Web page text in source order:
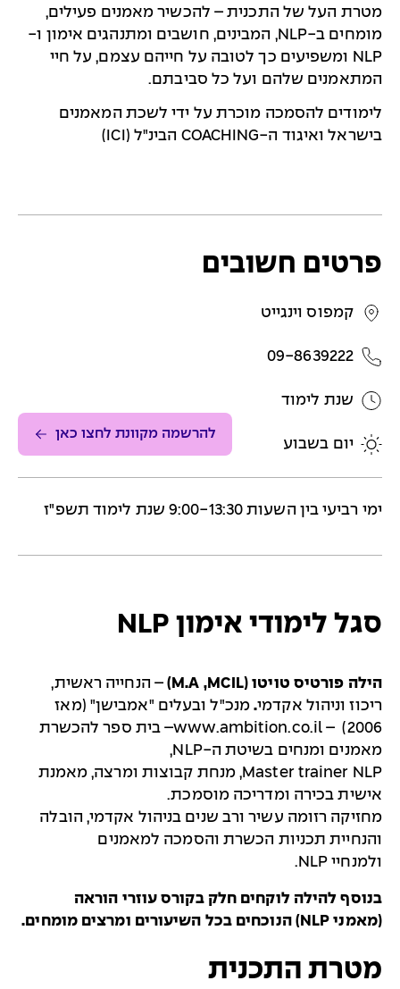
מטרת העל של התכנית – להכשיר מאמנים פעילים,
מומחים ב-NLP, המבינים, חושבים ומתנהגים אימון ו-
NLP ומשפיעים כך לטובה על חייהם עצמם, על חיי
המתאמנים שלהם ועל כל סביבתם.
לימודים להסמכה מוכרת על ידי לשכת המאמנים
בישראל ואיגוד ה-COACHING הבינ"ל ( ICI
)
פרטים חשובים
קמפוס וינגייט
09-8639222
שנת לימוד
יום בשבוע
להרשמה מקוונת לחצו כאן
ימי רביעי בין השעות 9:00-13:30 שנת לימוד תשפ"ז
סגל לימודי אימון NLP
הילה פורטיס טויטו (M.A ,MCIL
)– הנחייה ראשית,
ריכוז וניהול אקדמי.מנכ"ל ובעלים "אמבישן" (מאז
2006) –
www.ambition.co.il– בית ספר להכשרת
מאמנים ומנחים בשיטת ה-NLP
,
Master trainer NLP, מנחת קבוצות ומרצה, מאמנת
אישית בכירה ומדריכה מוסמכת.
מחזיקה רזומה עשיר ורב שנים בניהול אקדמי, הובלה
והנחיית תכניות הכשרת והסמכה למאמנים
ולמנחיי NLP
.
בנוסף להילה לוקחים חלק בקורס עוזרי הוראה
(מאמני NLP ) הנוכחים בכל השיעורים ומרצים מומחים.
מטרת התכנית